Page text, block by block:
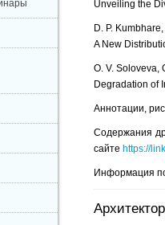
Unveiling the
D. P.
A New
O. V. Soloveva,
Degradation of
Аннотации,
Содержания
сайте https://
Информация